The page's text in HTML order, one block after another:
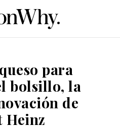
para
bolsillo, la
de
Heinz